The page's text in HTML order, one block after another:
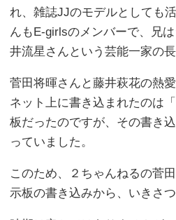
れ、雑誌JJのモデルとしても
んもE-girlsのメンバーで、兄
井流星さんという芸能一家の長
菅田将暉さんと藤井萩花の熱
ネット上に書き込まれたのは
板だったのですが、その書き
っていました。
このため、２ちゃんねるの菅
示板の書き込みから、いきさ